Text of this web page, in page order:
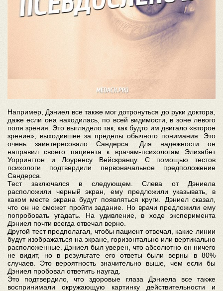
Например, Дэниел все также мог дотронуться до руки доктора,
даже если она находилась, по всей видимости, в зоне левого
поля зрения. Это выглядело так, как будто им двигало «второе
зрение», выходившее за пределы обычного понимания. Это
очень заинтересовало Сандерса. Для надежности он
направил своего пациента к врачам-психологам Элизабет
Уоррингтон и Лоуренсу Вейскранцу. С помощью тестов
психологи подтвердили первоначальное предположение
Сандерса.
Тест заключался в следующем. Слева от Дэниела
расположили черный экран, ему предложили указывать, в
каком месте экрана будут появляться круги. Дэниел сказал,
что он не сможет пройти задание. Но врачи предложили ему
попробовать угадать. На удивление, в ходе эксперимента
Дэниел почти всегда отвечал верно.
Другой тест предполагал, чтобы пациент отвечал, какие линии
будут изображаться на экране, горизонтально или вертикально
расположенные. Дэниел был уверен, что абсолютно он ничего
не видит, но в результате его ответы были верны в 80%
случаев. Это вероятность значительно выше, чем если бы
Дэниел пробовал ответить наугад.
Это подтвердило, что здоровые глаза Дэниела все также
воспринимали окружающую картинку действительности и